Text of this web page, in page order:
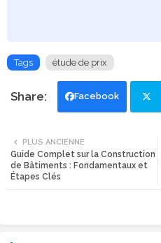
Tags étude de prix
Facebook
tte
PLUS ANCIENNE
Guide Complet sur la Construction
de Bâtiments : Fondamentaux et
Étapes Clés